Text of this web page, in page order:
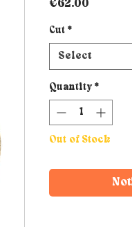
€62.00
Cut *
Select
Quantity *
Out of Stock